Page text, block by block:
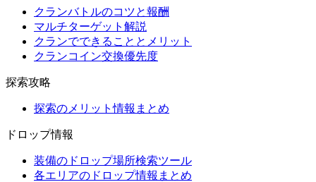
クランバトルのコツと報酬
マルチターゲット解説
クランでできることとメリット
クランコイン交換優先度
探索攻略
探索のメリット情報まとめ
ドロップ情報
装備のドロップ場所検索ツール
各エリアのドロップ情報まとめ